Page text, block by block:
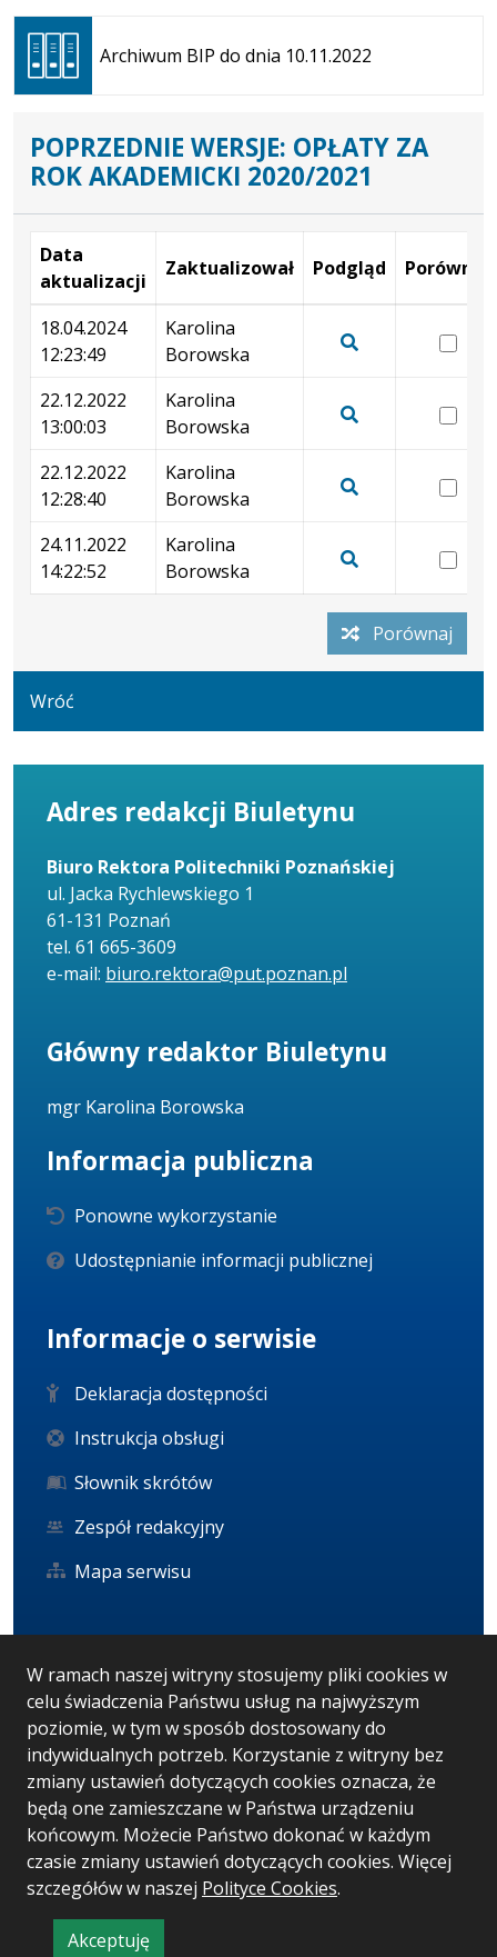
W ramach naszej witryny stosujemy pliki cookies w
celu świadczenia Państwu usług na najwyższym
poziomie, w tym w sposób dostosowany do
indywidualnych potrzeb. Korzystanie z witryny bez
zmiany ustawień dotyczących cookies oznacza, że
będą one zamieszczane w Państwa urządzeniu
końcowym. Możecie Państwo dokonać w każdym
czasie zmiany ustawień dotyczących cookies. Więcej
szczegółów w naszej Polityce Cookies.
Akceptuję
Archiwum BIP do dnia 10.11.2022
Otwiera
się w
nowej
karcie
POPRZEDNIE WERSJE: OPŁATY ZA
ROK AKADEMICKI 2020/2021
Wersje
Data
aktualizacji
Zaktualizował Podgląd Porównaj
18.04.2024
12:23:49
Karolina
Borowska
wersji
dnia
18.04.2024
22.12.2022
13:00:03
Karolina
Borowska
wersji
dnia
22.12.2022
13:00:03
22.12.2022
12:28:40
Karolina
Borowska
wersji
z
dnia
22.12.2022
12:28:40
24.11.2022
14:22:52
Karolina
Borowska
podgląd
wersji
z
Porównaj
Wróć
Adres redakcji Biuletynu
Biuro Rektora Politechniki Poznańskiej
ul. Jacka Rychlewskiego 1
61-131 Poznań
tel. 61 665-3609
e-mail: biuro.rektora@put.poznan.pl
Główny redaktor Biuletynu
mgr Karolina Borowska
Informacja publiczna
Ponowne wykorzystanie
Udostępnianie informacji publicznej
Informacje o serwisie
Deklaracja dostępności
Instrukcja obsługi
Słownik skrótów
Zespół redakcyjny
Mapa serwisu
Statystyki oglądalności
Ostatnio dodane
RODO
Wersja systemu: 5.7.0 [12]
Ostatnia aktualizacja BIP: 05.08.2026 12:29